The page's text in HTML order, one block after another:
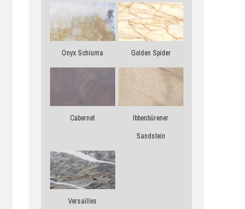
Onyx Schiuma Golden Spider
Cabernet
Ibbenbürener
Sandstein
Versailles